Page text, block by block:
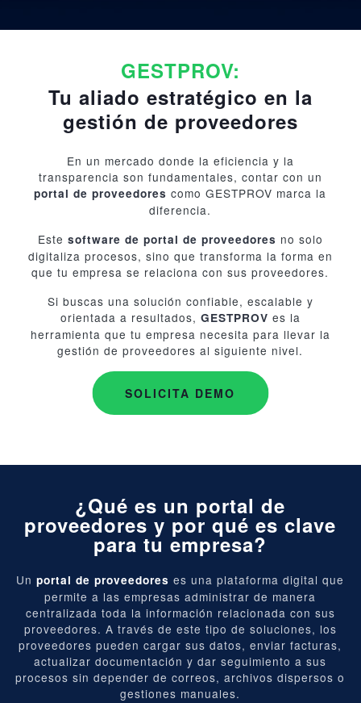
GESTPROV:
Tu aliado estratégico en la
gestión de proveedores
En un mercado donde la eficiencia y la
transparencia son fundamentales, contar con un
portal de proveedores como GESTPROV marca la
diferencia.
Este software de portal de proveedores no solo
digitaliza procesos, sino que transforma la forma en
que tu empresa se relaciona con sus proveedores.
Si buscas una solución confiable, escalable y
orientada a resultados, GESTPROV es la
herramienta que tu empresa necesita para llevar la
gestión de proveedores al siguiente nivel.
SOLICITA DEMO
¿Qué es un portal de
proveedores y por qué es clave
para tu empresa?
Unportal de proveedores es una plataforma digital que
permite a las empresas administrar de manera
centralizada toda la información relacionada con sus
proveedores. A través de este tipo de soluciones, los
proveedores pueden cargar sus datos, enviar facturas,
actualizar documentación y dar seguimiento a sus
procesos sin depender de correos, archivos dispersos o
gestiones manuales.